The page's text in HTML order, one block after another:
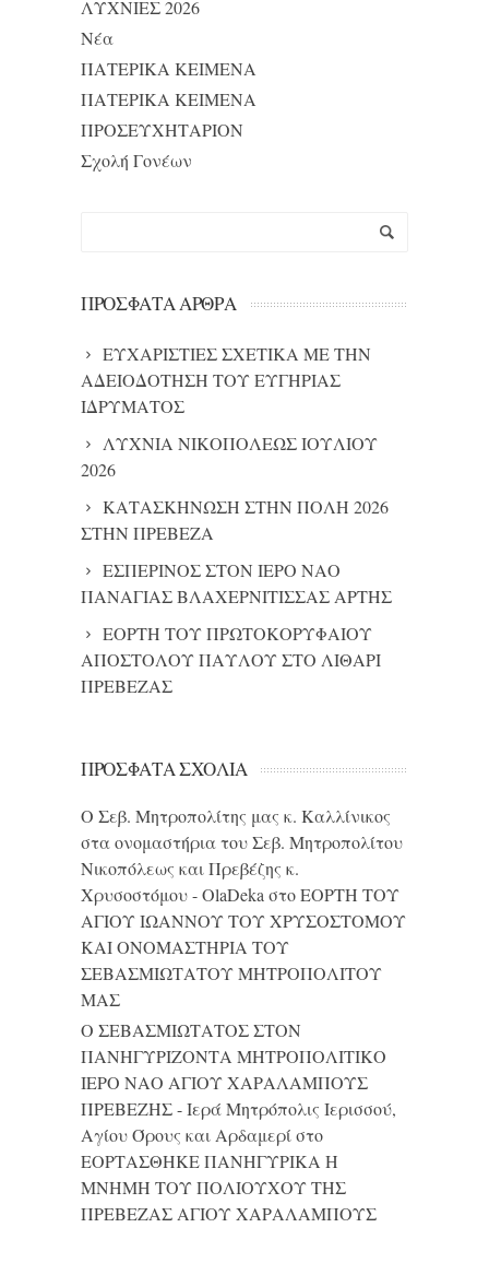
ΛΥΧΝΙΕΣ 2026
Νέα
ΠΑΤΕΡΙΚΑ ΚΕΙΜΕΝΑ
ΠΑΤΕΡΙΚΑ ΚΕΙΜΕΝΑ
ΠΡΟΣΕΥΧΗΤΑΡΙΟΝ
Σχολή Γονέων
ΠΡΌΣΦΑΤΑ ΆΡΘΡΑ
ΕΥΧΑΡΙΣΤΙΕΣ ΣΧΕΤΙΚΑ ΜΕ ΤΗΝ
ΑΔΕΙΟΔΟΤΗΣΗ ΤΟΥ ΕΥΓΗΡΙΑΣ
ΙΔΡΥΜΑΤΟΣ
ΛΥΧΝΙΑ ΝΙΚΟΠΟΛΕΩΣ ΙΟΥΛΙΟΥ
2026
ΚΑΤΑΣΚΗΝΩΣΗ ΣΤΗΝ ΠΟΛΗ 2026
ΣΤΗΝ ΠΡΕΒΕΖΑ
ΕΣΠΕΡΙΝΟΣ ΣΤΟΝ ΙΕΡΟ ΝΑΟ
ΠΑΝΑΓΙΑΣ ΒΛΑΧΕΡΝΙΤΙΣΣΑΣ ΑΡΤΗΣ
ΕΟΡΤΗ ΤΟΥ ΠΡΩΤΟΚΟΡΥΦΑΙΟΥ
ΑΠΟΣΤΟΛΟΥ ΠΑΥΛΟΥ ΣΤΟ ΛΙΘΑΡΙ
ΠΡΕΒΕΖΑΣ
ΠΡΌΣΦΑΤΑ ΣΧΌΛΙΑ
Ο Σεβ. Μητροπολίτης μας κ. Καλλίνικος
στα ονομαστήρια του Σεβ. Μητροπολίτου
Νικοπόλεως και Πρεβέζης κ.
Χρυσοστόμου - OlaDeka στοΕΟΡΤΗ ΤΟΥ
ΑΓΙΟΥ ΙΩΑΝΝΟΥ ΤΟΥ ΧΡΥΣΟΣΤΟΜΟΥ
ΚΑΙ ONΟΜΑΣΤΗΡΙΑ ΤΟΥ
ΣΕΒΑΣΜΙΩΤΑΤΟΥ ΜΗΤΡΟΠΟΛΙΤΟΥ
ΜΑΣ
Ο ΣΕΒΑΣΜΙΩΤΑΤΟΣ ΣΤΟΝ
ΠΑΝΗΓΥΡΙΖΟΝΤΑ ΜΗΤΡΟΠΟΛΙΤΙΚΟ
ΙΕΡΟ ΝΑΟ ΑΓΙΟΥ ΧΑΡΑΛΑΜΠΟΥΣ
ΠΡΕΒΕΖΗΣ - Ιερά Μητρόπολις Ιερισσού,
Αγίου Όρους και Αρδαμερίστο
ΕΟΡΤΑΣΘΗΚΕ ΠΑΝΗΓΥΡΙΚΑ Η
ΜΝΗΜΗ ΤΟΥ ΠΟΛΙΟΥΧΟΥ ΤΗΣ
ΠΡΕΒΕΖΑΣ ΑΓΙΟΥ ΧΑΡΑΛΑΜΠΟΥΣ